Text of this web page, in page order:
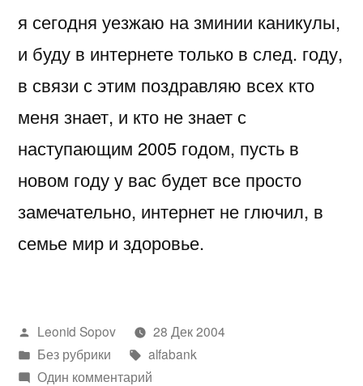
я сегодня уезжаю на зминии каникулы,
и буду в интернете только в след. году,
в связи с этим поздравляю всех кто
меня знает, и кто не знает с
наступающим 2005 годом, пусть в
новом году у вас будет все просто
замечательно, интернет не глючил, в
семье мир и здоровье.
Написано
автором
Leonid Sopov
28 Дек 2004
Написано
в
Без рубрики Метки:
alfabank
Один комментарий